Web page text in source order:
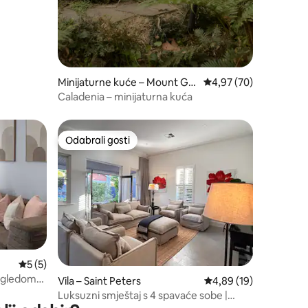
Minijaturne kuće – Mount Ge
orge
Prosječna ocjena:
4,97 (70)
Caladenia – minijaturna kuća
Prosječna ocjena: 5/5, recenzija: 5
5 (5)
Odabrali gosti
Odabrali gosti
Vila – Saint Peters Prosječna ocjena:
4,89 (19)
Luksuzni smještaj s 4 spavaće sobe |